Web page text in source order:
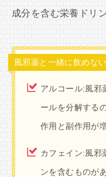
成分を含む栄養ドリ
風邪薬と一緒に飲めな
アルコール:風邪
ールを分解する
作用と副作用が
カフェイン:風邪
ンを含むものが